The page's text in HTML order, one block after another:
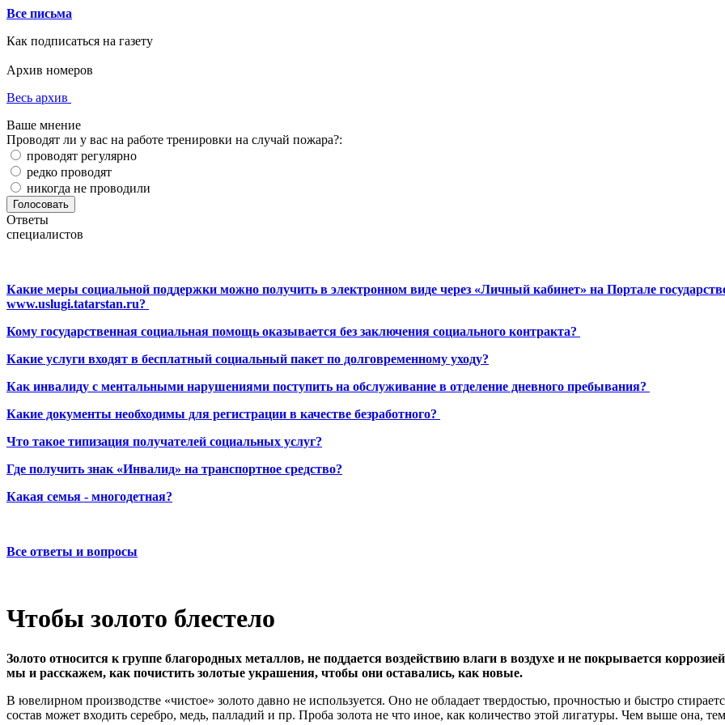
Все письма
Как подписаться на газету
Архив номеров
Весь архив
Ваше мнение
Проводят ли у вас на работе тренировки на случай пожара?:
проводят регулярно
редко проводят
никогда не проводили
Ответы
специалистов
Какие меры социальной поддержки можно получить в электронном виде через «Личный кабинет» на Портале
www.uslugi.tatarstan.ru?
Кому государственная социальная помощь оказывается без заключения социального контракта?
Какие услуги входят в бесплатный социальный пакет по долговременному уходу?
Как инвалиду с ментальными нарушениями поступить на обслуживание в отделение дневного пребывания?
Какие документы необходимы для регистрации в качестве безработного?
Что такое типизация получателей социальных услуг?
Где получить знак «Инвалид» на транспортное средство?
Какая семья - многодетная?
Все ответы и вопросы
Чтобы золото блестело
Золото относится к группе благородных металлов, не поддается воздействию влаги в воздухе и не покрывается
мы и расскажем, как почистить золотые украшения, чтобы они оставались, как новые.
В ювелирном производстве «чистое» золото давно не используется. Оно не обладает твердостью, прочностью и быстро
состав может входить серебро, медь, палладий и пр. Проба золота не что иное, как количество этой лигатуры. Чем выше она,